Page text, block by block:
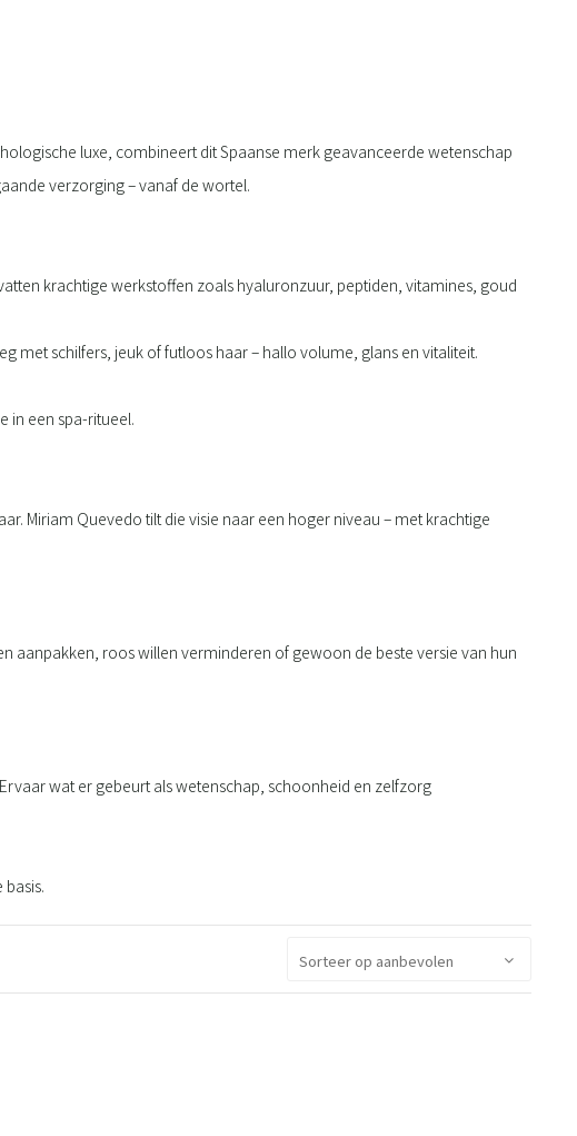
luxe, combineert dit Spaanse merk geavanceerde wetenschap
verzorging – vanaf de wortel.
krachtige werkstoffen zoals hyaluronzuur, peptiden, vitamines, goud
met schilfers, jeuk of futloos haar – hallo volume, glans en vitaliteit.
in een spa-ritueel.
Miriam Quevedo tilt die visie naar een hoger niveau – met krachtige
aanpakken, roos willen verminderen of gewoon de beste versie van hun
wat er gebeurt als wetenschap, schoonheid en zelfzorg